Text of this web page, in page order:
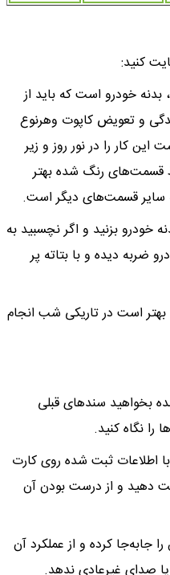
کنید:
خودرو است که باید از
و تعویض کاپوت وهرنوع
کار را در نور روز و زیر
قسمت‌های رنگ شده بهتر
سایر قسمت‌های دیگر است.
خودرو بزنید و اگر نچسبید به
ضربه دیده و با بتاته پر
بهتر است در تاریکی شب انجام
بخواهید سندهای قبلی
نگاه کنید.
اطلاعات ثبت شده روی کارت
دهید و از درست بودن آن
کرده و از عملکرد آن